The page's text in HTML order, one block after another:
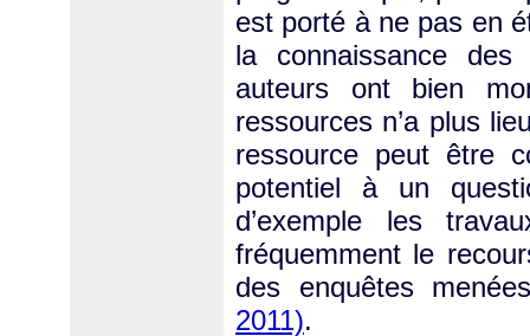
est porté à ne pas en
la connaissance
auteurs ont bien
ressources n’a plus
ressource peut être
potentiel à un
d’exemple les
fréquemment le
des enquêtes
2011).